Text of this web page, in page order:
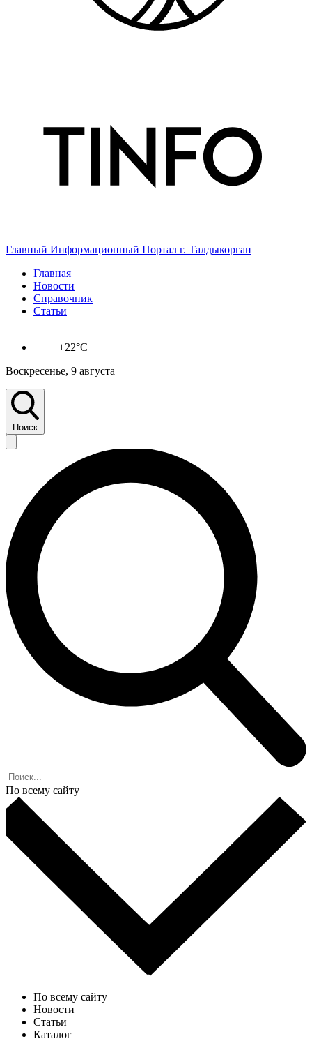
Главный Информационный Портал г. Талдыкорган
Главная
Новости
Справочник
Статьи
+22°C
Воскресенье, 9 августа
Поиск
По всему сайту
По всему сайту
Новости
Статьи
Каталог